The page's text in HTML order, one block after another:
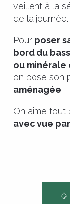
veillent à la
de la journée.
Pour poser
bord du
ou minérale
on pose son
aménagée.
On aime tout
avec vue